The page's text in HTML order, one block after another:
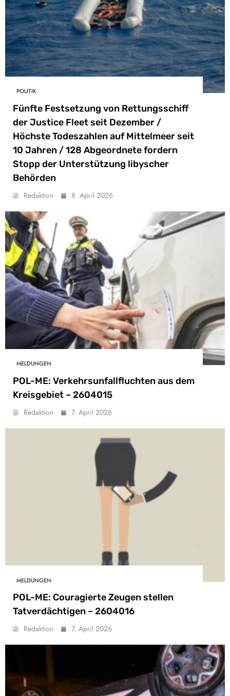
POLITIK
Fünfte Festsetzung von Rettungsschiff
der Justice Fleet seit Dezember /
Höchste Todeszahlen auf Mittelmeer seit
10 Jahren / 128 Abgeordnete fordern
Stopp der Unterstützung libyscher
Behörden
Redaktion 8. April 2026
MELDUNGEN
POL-ME: Verkehrsunfallfluchten aus dem
Kreisgebiet – 2604015
Redaktion 7. April 2026
MELDUNGEN
POL-ME: Couragierte Zeugen stellen
Tatverdächtigen – 2604016
Redaktion 7. April 2026